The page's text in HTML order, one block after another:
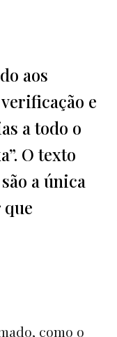
aos
e
a todo o
O texto
a única
como o